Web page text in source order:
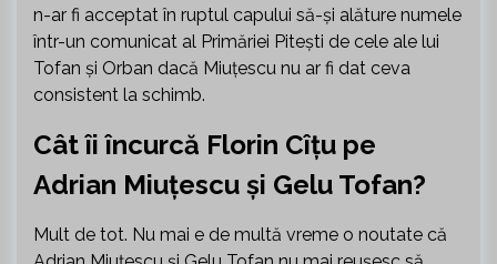
n-ar fi acceptat în ruptul capului să-și alăture numele
într-un comunicat al Primăriei Pitești de cele ale lui
Tofan și Orban dacă Miuțescu nu ar fi dat ceva
consistent la schimb.
Cât îi încurcă Florin Cîțu pe
Adrian Miuțescu și Gelu Tofan?
Mult de tot. Nu mai e de multă vreme o noutate că